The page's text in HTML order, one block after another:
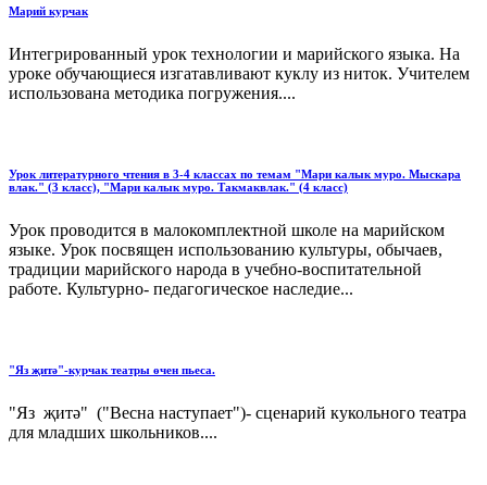
Марий курчак
Интегрированный урок технологии и марийского языка. На
уроке обучающиеся изгатавливают куклу из ниток. Учителем
использована методика погружения....
Урок литературного чтения в 3-4 классах по темам "Мари калык муро. Мыскара
влак." (3 класс), "Мари калык муро. Такмаквлак." (4 класс)
Урок проводится в малокомплектной школе на марийском
языке. Урок посвящен использованию культуры, обычаев,
традиции марийского народа в учебно-воспитательной
работе. Культурно- педагогическое наследие...
"Яз җитә"-курчак театры өчен пьеса.
"Яз җитә" ("Весна наступает")- сценарий кукольного театра
для младших школьников....